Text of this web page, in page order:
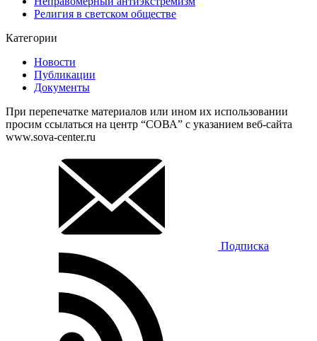
Религия в светском обществе
Категории
Новости
Публикации
Документы
При перепечатке материалов или ином их использовании
просим ссылаться на центр “СОВА” с указанием веб-сайта
www.sova-center.ru
Подписка